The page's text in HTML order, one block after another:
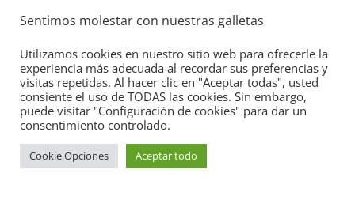
Mercedes-Benz ESF 05: 50 años de
seguridad
21 de octubre de 2021 mospotter84 0
Sentimos molestar con nuestras galletas
Utilizamos cookies en nuestro sitio web para ofrecerle la
experiencia más adecuada al recordar sus preferencias y
visitas repetidas. Al hacer clic en "Aceptar todas", usted
consiente el uso de TODAS las cookies. Sin embargo,
puede visitar "Configuración de cookies" para dar un
consentimiento controlado.
Cookie Opciones Aceptar todo